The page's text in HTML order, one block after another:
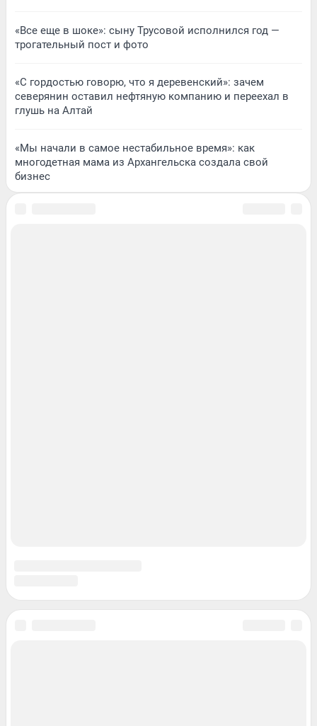
«Все еще в шоке»: сыну Трусовой исполнился год —
трогательный пост и фото
«С гордостью говорю, что я деревенский»: зачем
северянин оставил нефтяную компанию и переехал в
глушь на Алтай
«Мы начали в самое нестабильное время»: как
многодетная мама из Архангельска создала свой
бизнес